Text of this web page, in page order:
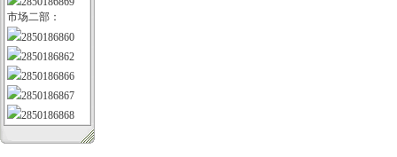
市场二部：
2850186860
2850186862
2850186866
2850186867
2850186868